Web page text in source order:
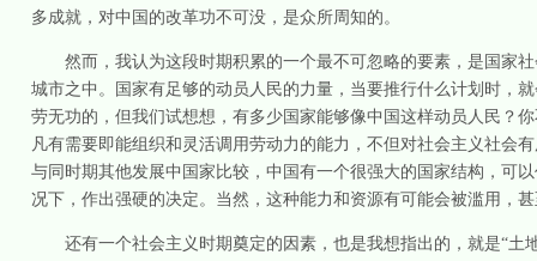
多成就，对中国的改革功不可没，是众所周知的。
然而，我认为这段时期积累的一个最不可忽略的要素，是国家
城市之中。国家有足够的动员人民的力量，当要推行什么计划时，
劳无功的，但我们试想想，有多少国家能够像中国这样动员人民？
凡有需要即能组织和灵活调用劳动力的能力，不但对社会主义社会
与同时期其他发展中国家比较，中国有一个很强大的国家结构，可
况下，作出强硬的决定。当然，这种能力和资源有可能会被滥用，
还有一个社会主义时期奠定的因素，也是我想指出的，就是“土